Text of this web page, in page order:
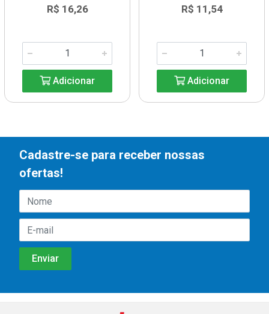
R$ 16,26
Adicionar
R$ 11,54
Adicionar
Cadastre-se para receber nossas
ofertas!